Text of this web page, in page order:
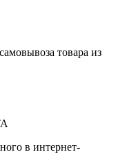
товара из
в интернет-